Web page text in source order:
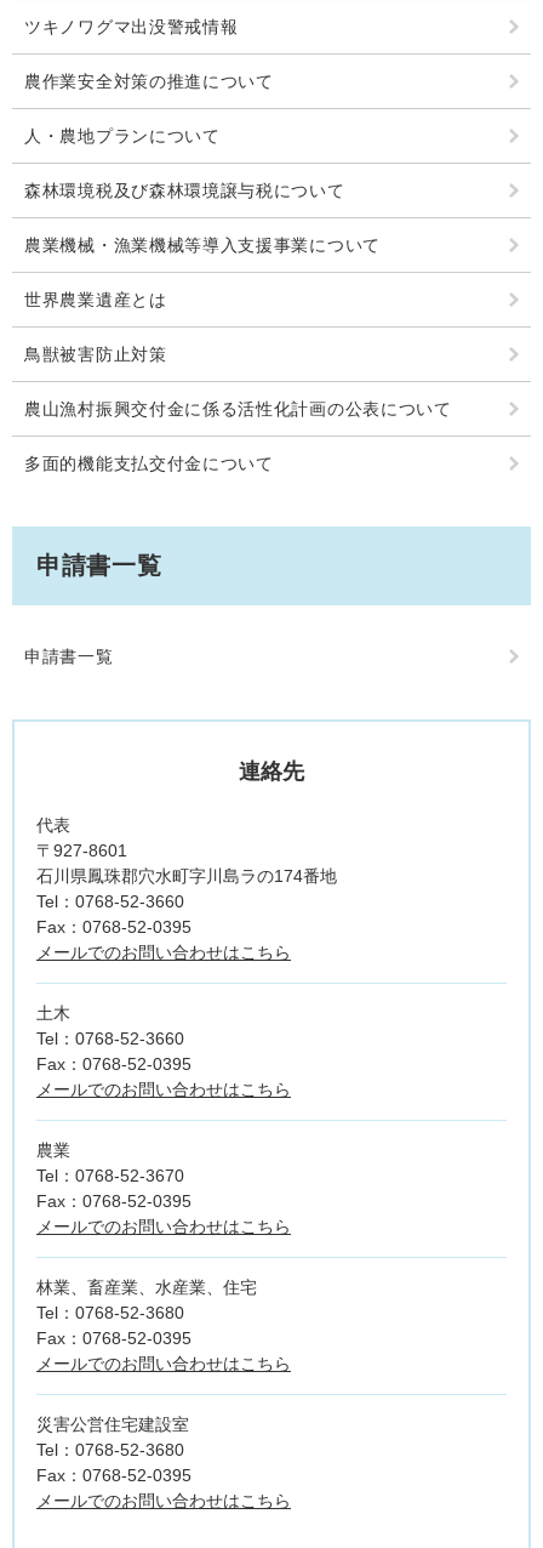
ツキノワグマ出没警戒情報
農作業安全対策の推進について
人・農地プランについて
森林環境税及び森林環境譲与税について
農業機械・漁業機械等導入支援事業について
世界農業遺産とは
鳥獣被害防止対策
農山漁村振興交付金に係る活性化計画の公表について
多面的機能支払交付金について
申請書一覧
申請書一覧
連絡先
代表
〒927-8601
石川県鳳珠郡穴水町字川島ラの174番地
Tel：0768-52-3660
Fax：0768-52-0395
メールでのお問い合わせはこちら
土木
Tel：0768-52-3660
Fax：0768-52-0395
メールでのお問い合わせはこちら
農業
Tel：0768-52-3670
Fax：0768-52-0395
メールでのお問い合わせはこちら
林業、畜産業、水産業、住宅
Tel：0768-52-3680
Fax：0768-52-0395
メールでのお問い合わせはこちら
災害公営住宅建設室
Tel：0768-52-3680
Fax：0768-52-0395
メールでのお問い合わせはこちら